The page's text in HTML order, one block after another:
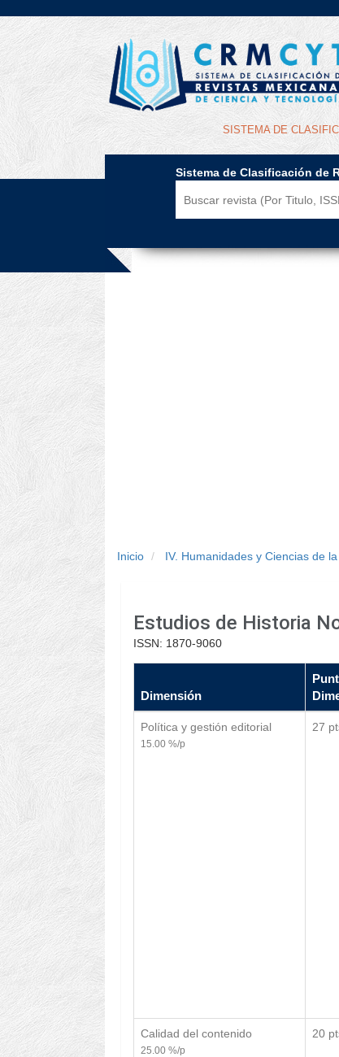
SISTEMA DE
Sistema de Clasificación de
Inicio IV. Humanidades y Ciencias de
Estudios de Historia
ISSN: 1870-9060
Dimensión
Política y gestión editorial
15.00 %/p
27
Calidad del contenido
25.00 %/p
20